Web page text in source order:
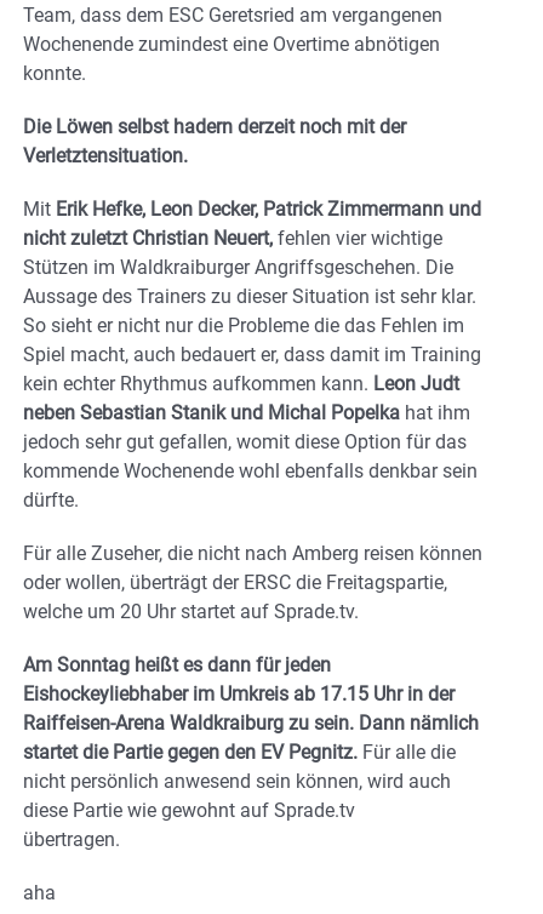
Team, dass dem ESC Geretsried am vergangenen
Wochenende zumindest eine Overtime abnötigen
konnte.
Die Löwen selbst hadern derzeit noch mit der
Verletztensituation.
Mit Erik Hefke, Leon Decker, Patrick Zimmermann und
nicht zuletzt Christian Neuert, fehlen vier wichtige
Stützen im Waldkraiburger Angriffsgeschehen. Die
Aussage des Trainers zu dieser Situation ist sehr klar.
So sieht er nicht nur die Probleme die das Fehlen im
Spiel macht, auch bedauert er, dass damit im Training
kein echter Rhythmus aufkommen kann. Leon Judt
neben Sebastian Stanik und Michal Popelka hat ihm
jedoch sehr gut gefallen, womit diese Option für das
kommende Wochenende wohl ebenfalls denkbar sein
dürfte.
Für alle Zuseher, die nicht nach Amberg reisen können
oder wollen, überträgt der ERSC die Freitagspartie,
welche um 20 Uhr startet auf Sprade.tv.
Am Sonntag heißt es dann für jeden
Eishockeyliebhaber im Umkreis ab 17.15 Uhr in der
Raiffeisen-Arena Waldkraiburg zu sein. Dann nämlich
startet die Partie gegen den EV Pegnitz. Für alle die
nicht persönlich anwesend sein können, wird auch
diese Partie wie gewohnt auf Sprade.tv
übertragen.
aha